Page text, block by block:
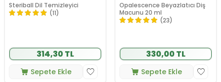
Steriball Dil Temizleyici
(11)
314,30 TL
Sepete Ekle
Opalescence Beyazlatıcı Diş
Macunu 20 ml
(23)
330,00 TL
Sepete Ekle